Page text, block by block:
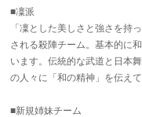
■凜派
「凜とした美しさと強さを持
される殺陣チーム。基本的に
います。伝統的な武道と日本
の人々に「和の精神」を伝え
■新規姉妹チーム